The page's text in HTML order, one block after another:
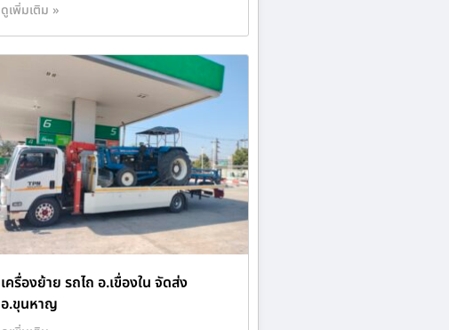
ดูเพิ่มเติม »
เครื่องย้าย รถไถ อ.เขื่องใน จัดส่ง
อ.ขุนหาญ